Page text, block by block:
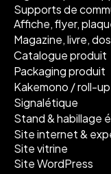
Supports de
Affiche, flyer,
Magazine, livre,
Catalogue produit
Packaging produit
Kakemono / roll-
Signalétique
Stand & habillage
Site internet &
Site vitrine
Site WordPress